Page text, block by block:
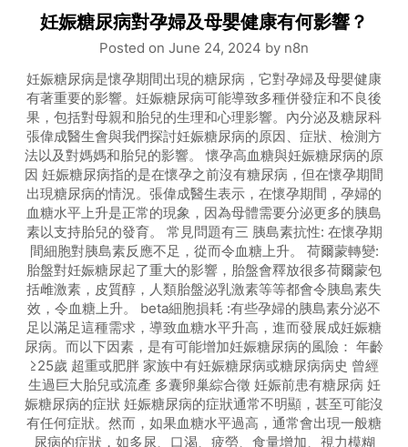
妊娠糖尿病對孕婦及母嬰健康有何影響？
Posted on June 24, 2024 by n8n
妊娠糖尿病是懷孕期間出現的糖尿病，它對孕婦及母嬰健康
有著重要的影響。妊娠糖尿病可能導致多種併發症和不良後
果，包括對母親和胎兒的生理和心理影響。內分泌及糖尿科
張偉成醫生會與我們探討妊娠糖尿病的原因、症狀、檢測方
法以及對媽媽和胎兒的影響。 懷孕高血糖與妊娠糖尿病的原
因 妊娠糖尿病指的是在懷孕之前沒有糖尿病，但在懷孕期間
出現糖尿病的情況。張偉成醫生表示，在懷孕期間，孕婦的
血糖水平上升是正常的現象，因為母體需要分泌更多的胰島
素以支持胎兒的發育。 常見問題有三 胰島素抗性: 在懷孕期
間細胞對胰島素反應不足，從而令血糖上升。 荷爾蒙轉變:
胎盤對妊娠糖尿起了重大的影響，胎盤會釋放很多荷爾蒙包
括雌激素，皮質醇，人類胎盤泌乳激素等等都會令胰島素失
效，令血糖上升。 beta細胞損耗 :有些孕婦的胰島素分泌不
足以滿足這種需求，導致血糖水平升高，進而發展成妊娠糖
尿病。而以下因素，是有可能增加妊娠糖尿病的風險： 年齡
≥25歲 超重或肥胖 家族中有妊娠糖尿病或糖尿病病史 曾經
生過巨大胎兒或流產 多囊卵巢綜合徵 妊娠前患有糖尿病 妊
娠糖尿病的症狀 妊娠糖尿病的症狀通常不明顯，甚至可能沒
有任何症狀。然而，如果血糖水平過高，通常會出現一般糖
尿病的症狀，如多尿、口渴、疲勞、食量增加、視力模糊